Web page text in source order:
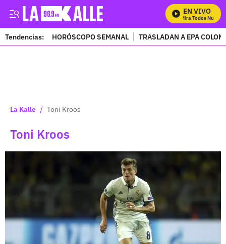
EN VIVO
Mira Todos
Tendencias: HORÓSCOPO SEMANAL TRASLADAN A EPA
La Kalle / Toni Kroos
Toni Kroos